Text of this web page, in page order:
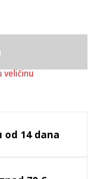
veličinu
14 dana